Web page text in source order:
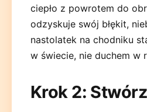
ciepło z powrotem do
odzyskuje swój błękit,
nastolatek na chodniku
w świecie, nie duchem w
Krok 2: